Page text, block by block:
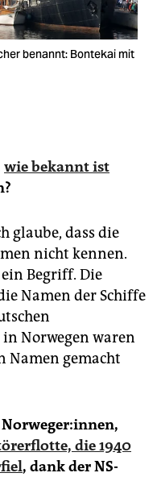
benannt: Bontekai mit
wie bekannt ist
glaube, dass die
nicht kennen.
Begriff. Die
Namen der Schiffe
Norwegen waren
Namen gemacht
die 1940
, dank der NS-